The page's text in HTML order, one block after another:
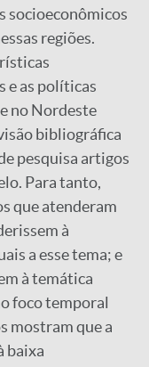
socioeconômicos
regiões.
e as políticas
no Nordeste
bibliográfica
pesquisa artigos
Para tanto,
que atenderam
à
a esse tema; e
à temática
foco temporal
mostram que a
baixa